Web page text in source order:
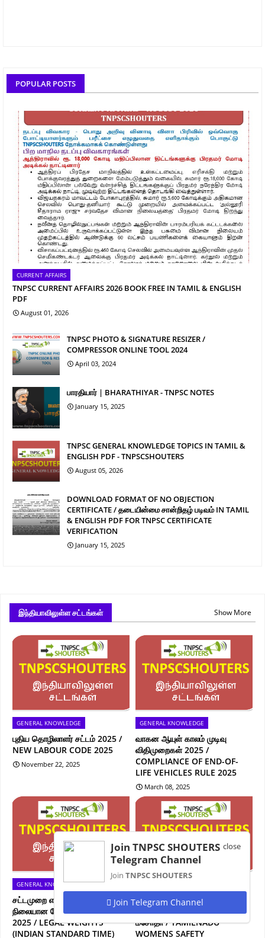
POPULAR POSTS
CURRENT AFFAIRS
TNPSC CURRENT AFFAIRS 2026 BOOK FREE IN TAMIL & ENGLISH
PDF
August 01, 2026
TNPSC PHOTO & SIGNATURE RESIZER /
COMPRESSOR ONLINE TOOL 2024
April 03, 2024
பாரதியார் | BHARATHIYAR - TNPSC NOTES
January 15, 2025
TNPSC GENERAL KNOWLEDGE TOPICS IN TAMIL &
ENGLISH PDF - TNPSCSHOUTERS
August 05, 2026
DOWNLOAD FORMAT OF NO OBJECTION
CERTIFICATE / தடையின்மை சான்றிதழ் படிவம் IN TAMIL
& ENGLISH PDF FOR TNPSC CERTIFICATE
VERIFICATION
January 15, 2025
இந்தியாவிலுள்ள சட்டங்கள் Show More
GENERAL KNOWLEDGE
புதிய தொழிலாளர் சட்டம் 2025 /
NEW LABOUR CODE 2025
November 22, 2025
GENERAL KNOWLEDGE
வாகன ஆயுள் காலம் முடிவு
விதிமுறைகள் 2025 /
COMPLIANCE OF END-OF-
LIFE VEHICLES RULE 2025
March 08, 2025
GENERAL KNOWLEDGE
சட்டமுறை எடையளவு (இந்திய
நிலையான நேரம்) வரைவு விதிகள்
2025 / LEGAL WEIGHTS
(INDIAN STANDARD TIME)
தமிழ்நாடு பெண்கள்
பாதுகாப்புக்கான சட்டத் திருத்த
மசோதா / TAMILNADU
WOMENS SAFETY
close
Join TNPSC SHOUTERS
Telegram Channel
Join TNPSC SHOUTERS
Join Telegram Channel